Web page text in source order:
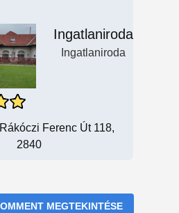
Ingatlaniroda
Ingatlaniroda
Ferenc Út 118,
2840
MEGTEKINTÉSE